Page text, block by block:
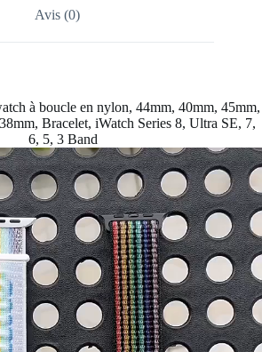
Avis (0)
à boucle en nylon, 44mm, 40mm, 45mm,
Bracelet, iWatch Series 8, Ultra SE, 7,
6, 5, 3 Band